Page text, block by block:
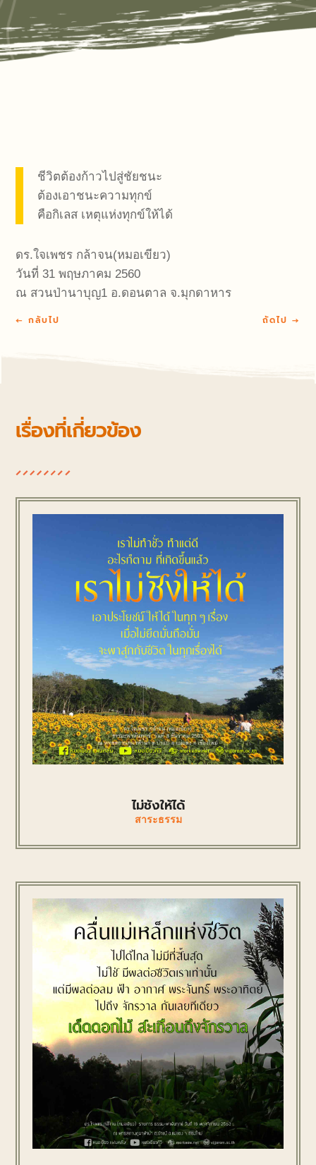
ชีวิตต้องก้าวไปสู่ชัยชนะ
ต้องเอาชนะความทุกข์
คือกิเลส เหตุแห่งทุกข์ให้ได้
ดร.ใจเพชร กล้าจน(หมอเขียว)
วันที่ 31 พฤษภาคม 2560
ณ สวนป่านาบุญ1 อ.ดอนตาล จ.มุกดาหาร
←กลับไป ถัดไป →
เรื่องที่เกี่ยวข้อง
ไม่ชังให้ได้
สาระธรรม